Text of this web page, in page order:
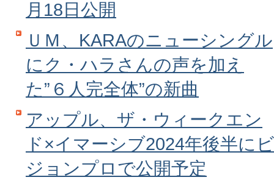
月18日公開
ＵＭ、KARAのニューシングル
にク・ハラさんの声を加え
た”６人完全体”の新曲
アップル、ザ・ウィークエン
ド×イマーシブ2024年後半にビ
ジョンプロで公開予定